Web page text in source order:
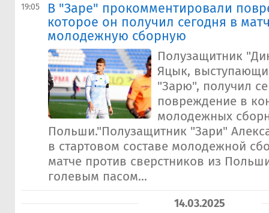
19:05
В "Заре" прокомментировали
которое он получил сегодня в
молодежную сборную
Полузащитник
Яцык,
"Зарю", получил
повреждение в
молодежных
Польши."Полузащитник "Зари"
в стартовом составе молодежной
матче против сверстников из
голевым пасом...
14.03.2025